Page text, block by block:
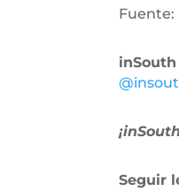
Seguir